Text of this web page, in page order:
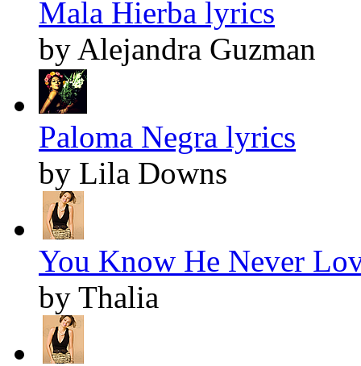
Mala Hierba lyrics
by Alejandra Guzman
Paloma Negra lyrics
by Lila Downs
You Know He Never
by Thalia